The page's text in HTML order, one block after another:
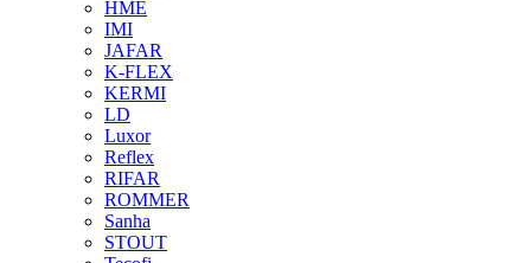
HME
IMI
JAFAR
K-FLEX
KERMI
LD
Luxor
Reflex
RIFAR
ROMMER
Sanha
STOUT